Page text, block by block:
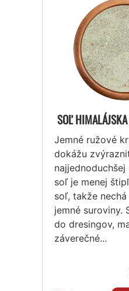
SOĽ
Jemné ružové
dokážu
soľ je menej
soľ, takže
jemné suroviny.
do dresingov,
záverečné...